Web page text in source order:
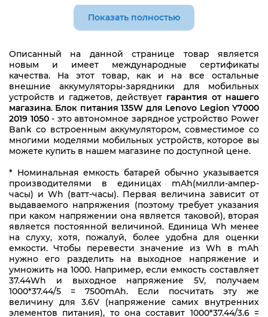
45N0257
45N0261
45N0262
45N0265
45N0266
45N0319
45N0320
45N0495
45N0554
45N0J75112
5A10J75112
5A10J75114
Показать полностью
Описанный на данной странице товар является
новым и имеет международные сертификаты
качества. На этот товар, как и на все остальные
внешние аккумуляторы-зарядники для мобильных
устройств и гаджетов, действует гарантия от нашего
магазина. Блок питания 135W для Lenovo Legion Y7000
2019 1050- это автономное зарядное устройство Power
Bank со встроенным аккумулятором, совместимое со
многими моделями мобильных устройств, которое вы
можете купить в нашем магазине по доступной цене.
* Номинальная емкость батарей обычно указывается
производителями в единицах mAh(милли-ампер-
часы) и Wh (ватт-часы). Первая величина зависит от
выдаваемого напряжения (поэтому требует указания
при каком напряжении она является таковой), вторая
является постоянной величиной. Единица Wh менее
на слуху, хотя, пожалуй, более удобна для оценки
емкости. Чтобы перевести значение из Wh в mAh
нужно его разделить на выходное напряжение и
умножить на 1000. Например, если емкость составляет
37.44Wh и выходное напряжение 5V, получаем
1000*37.44/5 = 7500mAh. Если посчитать эту же
величину для 3.6V (напряжение самих внутренних
элементов питания), то она составит 1000*37.44/3.6 =